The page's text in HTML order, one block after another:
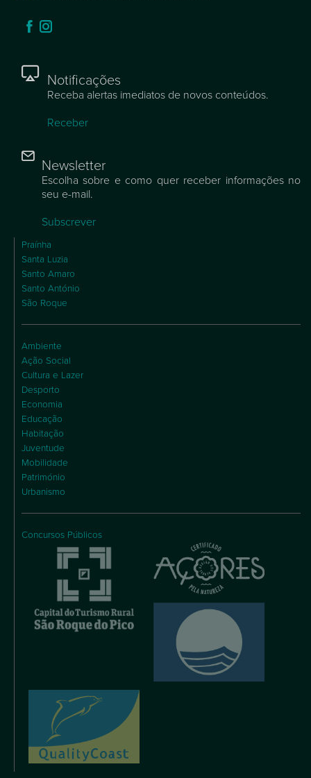
Notificações
Receba alertas imediatos de novos conteúdos.
Receber
Newsletter
Escolha sobre e como quer receber informações no
seu e-mail.
Subscrever
Praínha
Santa Luzia
Santo Amaro
Santo António
São Roque
Ambiente
Ação Social
Cultura e Lazer
Desporto
Economia
Educação
Habitação
Juventude
Mobilidade
Património
Urbanismo
Concursos Públicos